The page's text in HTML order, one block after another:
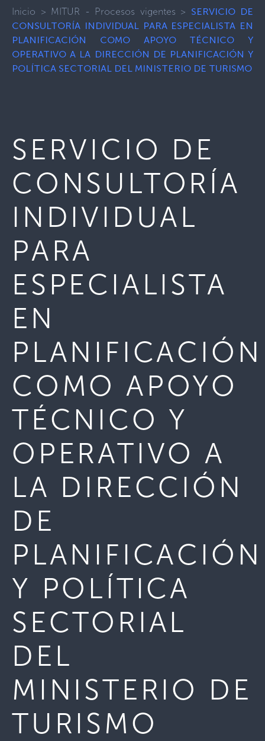
Inicio > MITUR - Procesos vigentes > SERVICIO DE
CONSULTORÍA INDIVIDUAL PARA ESPECIALISTA EN
PLANIFICACIÓN COMO APOYO TÉCNICO Y
OPERATIVO A LA DIRECCIÓN DE PLANIFICACIÓN Y
POLÍTICA SECTORIAL DEL MINISTERIO DE TURISMO
SERVICIO DE
CONSULTORÍA
INDIVIDUAL
PARA
ESPECIALISTA
EN
PLANIFICACIÓN
COMO APOYO
TÉCNICO Y
OPERATIVO A
LA DIRECCIÓN
DE
PLANIFICACIÓN
Y POLÍTICA
SECTORIAL
DEL
MINISTERIO DE
TURISMO